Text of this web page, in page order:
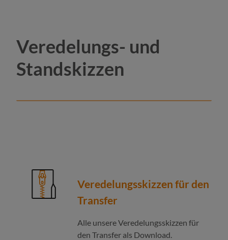
Veredelungs- und
Standskizzen
Veredelungsskizzen für den
Transfer
Alle unsere Veredelungsskizzen für
den Transfer als Download.